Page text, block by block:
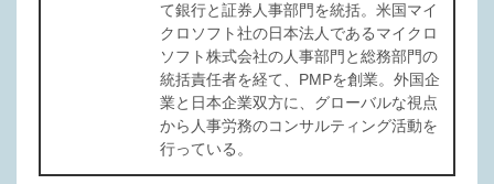
て銀行と証券人事部門を統括。米国マイ
クロソフト社の日本法人であるマイクロ
ソフト株式会社の人事部門と総務部門の
統括責任者を経て、PMPを創業。外国企
業と日本企業双方に、グローバルな視点
から人事労務のコンサルティング活動を
行っている。